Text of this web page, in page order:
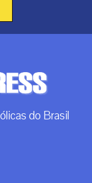
do Brasil